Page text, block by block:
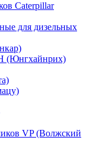
Caterpillar
для дизельных
(Юнгхайнрих)
VP (Волжский